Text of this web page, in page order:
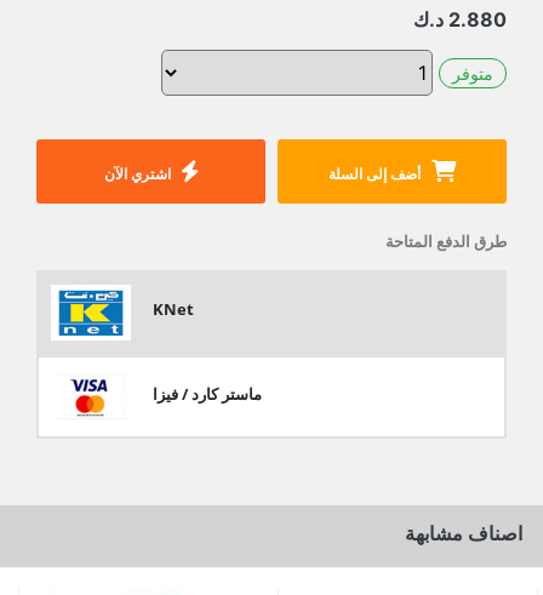
2.880 د.ك
متوفر
أضف إلى السلة اشتري الآن
طرق الدفع المتاحة
KNet
ماستر كارد / فيزا
اصناف مشابهة